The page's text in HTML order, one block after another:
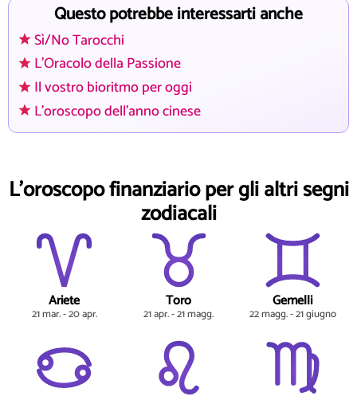
Questo potrebbe interessarti anche
Sì/No Tarocchi
L'Oracolo della Passione
Il vostro bioritmo per oggi
L'oroscopo dell'anno cinese
L'oroscopo finanziario per gli altri segni
zodiacali
Ariete
21 mar. - 20 apr.
Toro
21 apr. - 21 magg.
Gemelli
22 magg. - 21 giugno